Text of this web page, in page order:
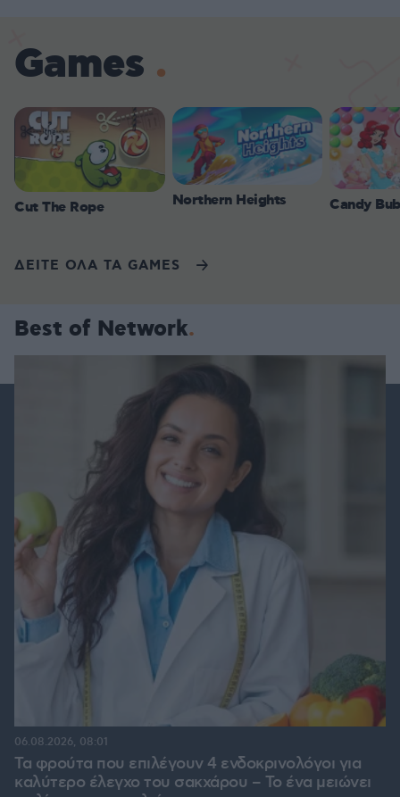
Games
Cut The Rope Northern Heights Candy
ΔΕΙΤΕ ΟΛΑ ΤΑ GAMES
Best of Network
Τα φρούτα που επιλέγουν 4 ενδοκρινολόγοι για
καλύτερο έλεγχο του σακχάρου – Το ένα μειώνει
06.08.2026, 08:01